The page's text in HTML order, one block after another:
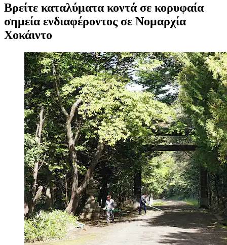
Βρείτε καταλύματα κοντά σε κορυφαία
σημεία ενδιαφέροντος σε Νομαρχία
Χοκάιντο